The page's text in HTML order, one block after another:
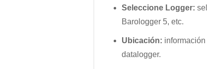
Seleccione Logger:
Barologger 5, etc.
Ubicación:
datalogger.